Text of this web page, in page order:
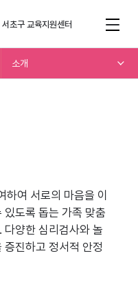
서초구교육지원센터
소개
여 서로의 마음을 이
도록 돕는 가족 맞춤
다양한 심리검사와 놀
증진하고 정서적 안정